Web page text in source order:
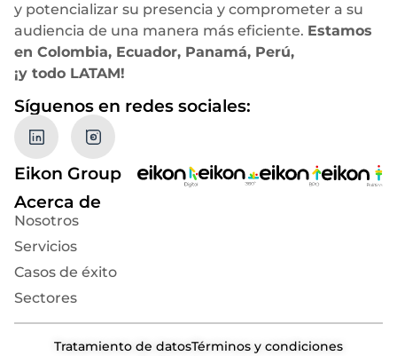
y potencializar su presencia y comprometer a su
audiencia de una manera más eficiente. Estamos
en Colombia, Ecuador, Panamá, Perú,
¡y todo LATAM!
Síguenos en redes sociales:
Eikon Group
Acerca de
Nosotros
Servicios
Casos de éxito
Sectores
Tratamiento de datosTérminos y condiciones